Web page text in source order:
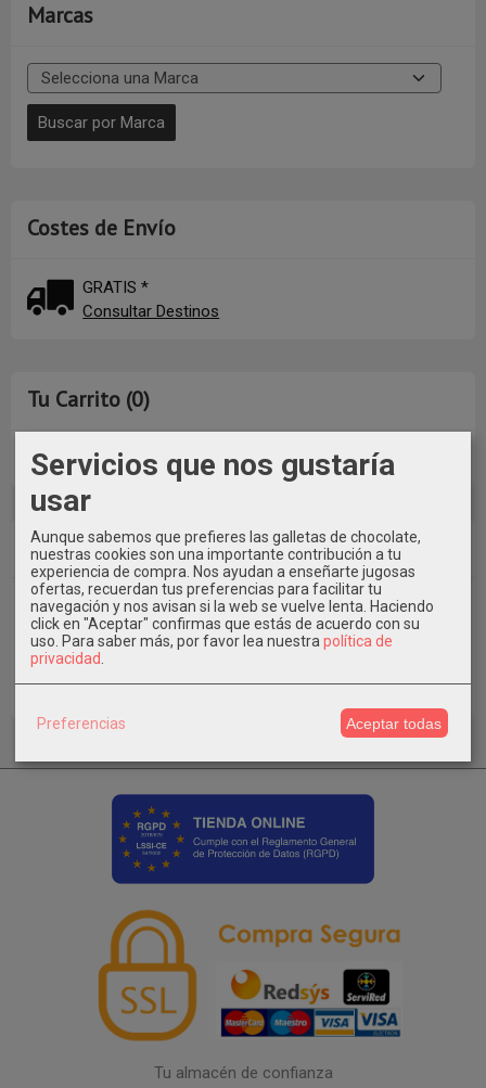
Marcas
Costes de Envío
GRATIS *
Consultar Destinos
Tu Carrito (0)
El carrito de la compra está vacío
Redes Sociales
Instagram
Tu almacén de confianza
Servicios que nos gustaría
usar
Aunque sabemos que prefieres las galletas de chocolate,
nuestras cookies son una importante contribución a tu
experiencia de compra. Nos ayudan a enseñarte jugosas
ofertas, recuerdan tus preferencias para facilitar tu
navegación y nos avisan si la web se vuelve lenta. Haciendo
click en "Aceptar" confirmas que estás de acuerdo con su
uso. Para saber más, por favor lea nuestra política de
privacidad
Preferencias Aceptar todas